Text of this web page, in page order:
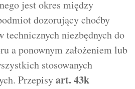
jest okres między
dozorujący choćby
technicznych niezbędnych do
a ponownym założeniem lub
stosowanych
Przepisyart. 43k